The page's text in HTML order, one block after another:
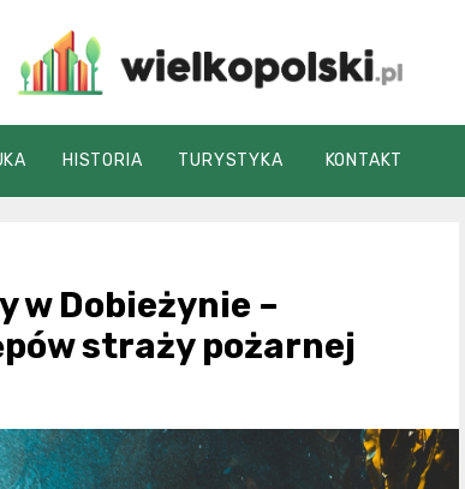
wielkopolski.pl
HISTORIA TURYSTYKA KONTAKT
w Dobieżynie –
straży pożarnej